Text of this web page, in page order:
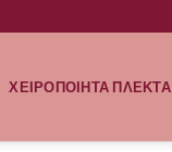
ΧΕΙΡΟΠΟΙΗΤΑ ΠΛΕΚΤΑ